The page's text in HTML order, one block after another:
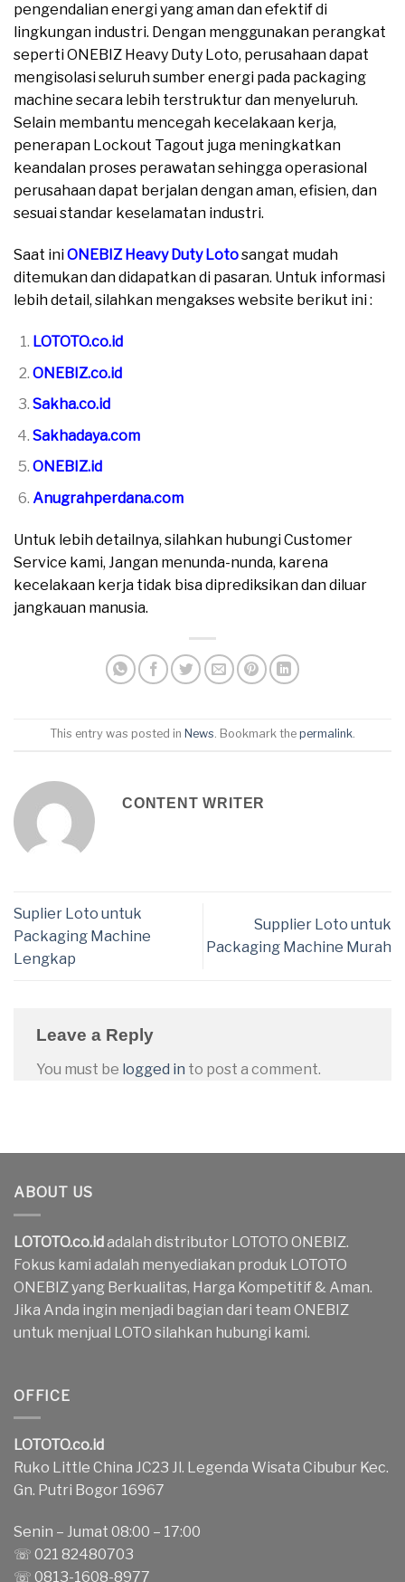
pengendalian energi yang aman dan efektif di
lingkungan industri. Dengan menggunakan perangkat
seperti ONEBIZ Heavy Duty Loto, perusahaan dapat
mengisolasi seluruh sumber energi pada packaging
machine secara lebih terstruktur dan menyeluruh.
Selain membantu mencegah kecelakaan kerja,
penerapan Lockout Tagout juga meningkatkan
keandalan proses perawatan sehingga operasional
perusahaan dapat berjalan dengan aman, efisien, dan
sesuai standar keselamatan industri.
Saat iniONEBIZ Heavy Duty Lotosangat mudah
ditemukan dan didapatkan di pasaran. Untuk informasi
lebih detail, silahkan mengakses website berikut ini :
LOTOTO.co.id
ONEBIZ.co.id
Sakha.co.id
Sakhadaya.com
ONEBIZ.id
Anugrahperdana.com
Untuk lebih detailnya, silahkan hubungi Customer
Service kami, Jangan menunda-nunda, karena
kecelakaan kerja tidak bisa diprediksikan dan diluar
jangkauan manusia.
This entry was posted in News. Bookmark the permalink.
CONTENT WRITER
Suplier Loto untuk
Packaging Machine
Lengkap
Supplier Loto untuk
Packaging Machine Murah
Leave a Reply
You must be logged in to post a comment.
ABOUT US
LOTOTO.co.idadalah distributor LOTOTO ONEBIZ.
Fokus kami adalah menyediakan produk LOTOTO
ONEBIZ yang Berkualitas, Harga Kompetitif & Aman.
Jika Anda ingin menjadi bagian dari team ONEBIZ
untuk menjual LOTO silahkan hubungi kami.
OFFICE
LOTOTO.co.id
Ruko Little China JC23 Jl. Legenda Wisata Cibubur Kec.
Gn. Putri Bogor 16967
Senin – Jumat 08:00 – 17:00
☏ 021 82480703
☏ 0813-1608-8977